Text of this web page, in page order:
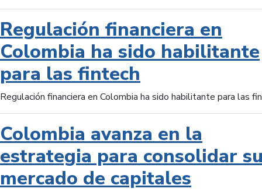
Regulación financiera en
Colombia ha sido habilitante
para las fintech
Regulación financiera en Colombia ha sido habilitante para las
Colombia avanza en la
estrategia para consolidar
mercado de capitales